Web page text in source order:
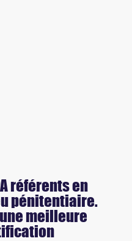
référents en
pénitentiaire.
meilleure